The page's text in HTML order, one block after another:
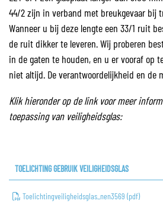
44/2 zijn in verband met breukgevaar bij
Wanneer u bij deze lengte een 33/1 ruit
de ruit dikker te leveren. Wij proberen
in de gaten te houden, en u er vooraf op
niet altijd. De verantwoordelijkheid en de
Klik hieronder op de link voor meer
toepassing van veiligheidsglas:
TOELICHTING GEBRUIK VEILIGHEIDSGLAS
Toelichtingveiligheidsglas_nen3569 (pdf)